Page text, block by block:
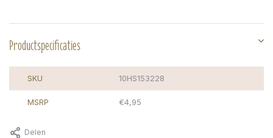
Productspecificaties
SKU 10HS153228
MSRP €4,95
Delen